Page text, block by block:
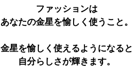
ファッションは
あなたの金星を愉しく使うこと。
金星を愉しく使えるようになると
自分らしさが輝きます。